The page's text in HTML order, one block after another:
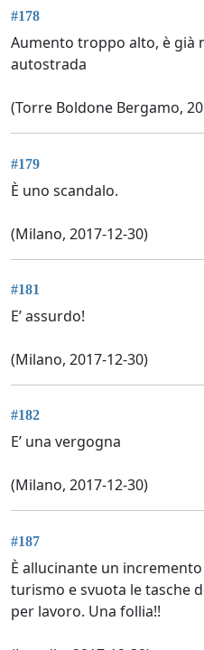
#178
Aumento troppo alto, è
autostrada
(Torre Boldone Bergamo,
#179
È uno scandalo.
(Milano, 2017-12-30)
#181
E’ assurdo!
(Milano, 2017-12-30)
#182
E’ una vergogna
(Milano, 2017-12-30)
#187
È allucinante un incremento
turismo e svuota le tasche
per lavoro. Una follia!!